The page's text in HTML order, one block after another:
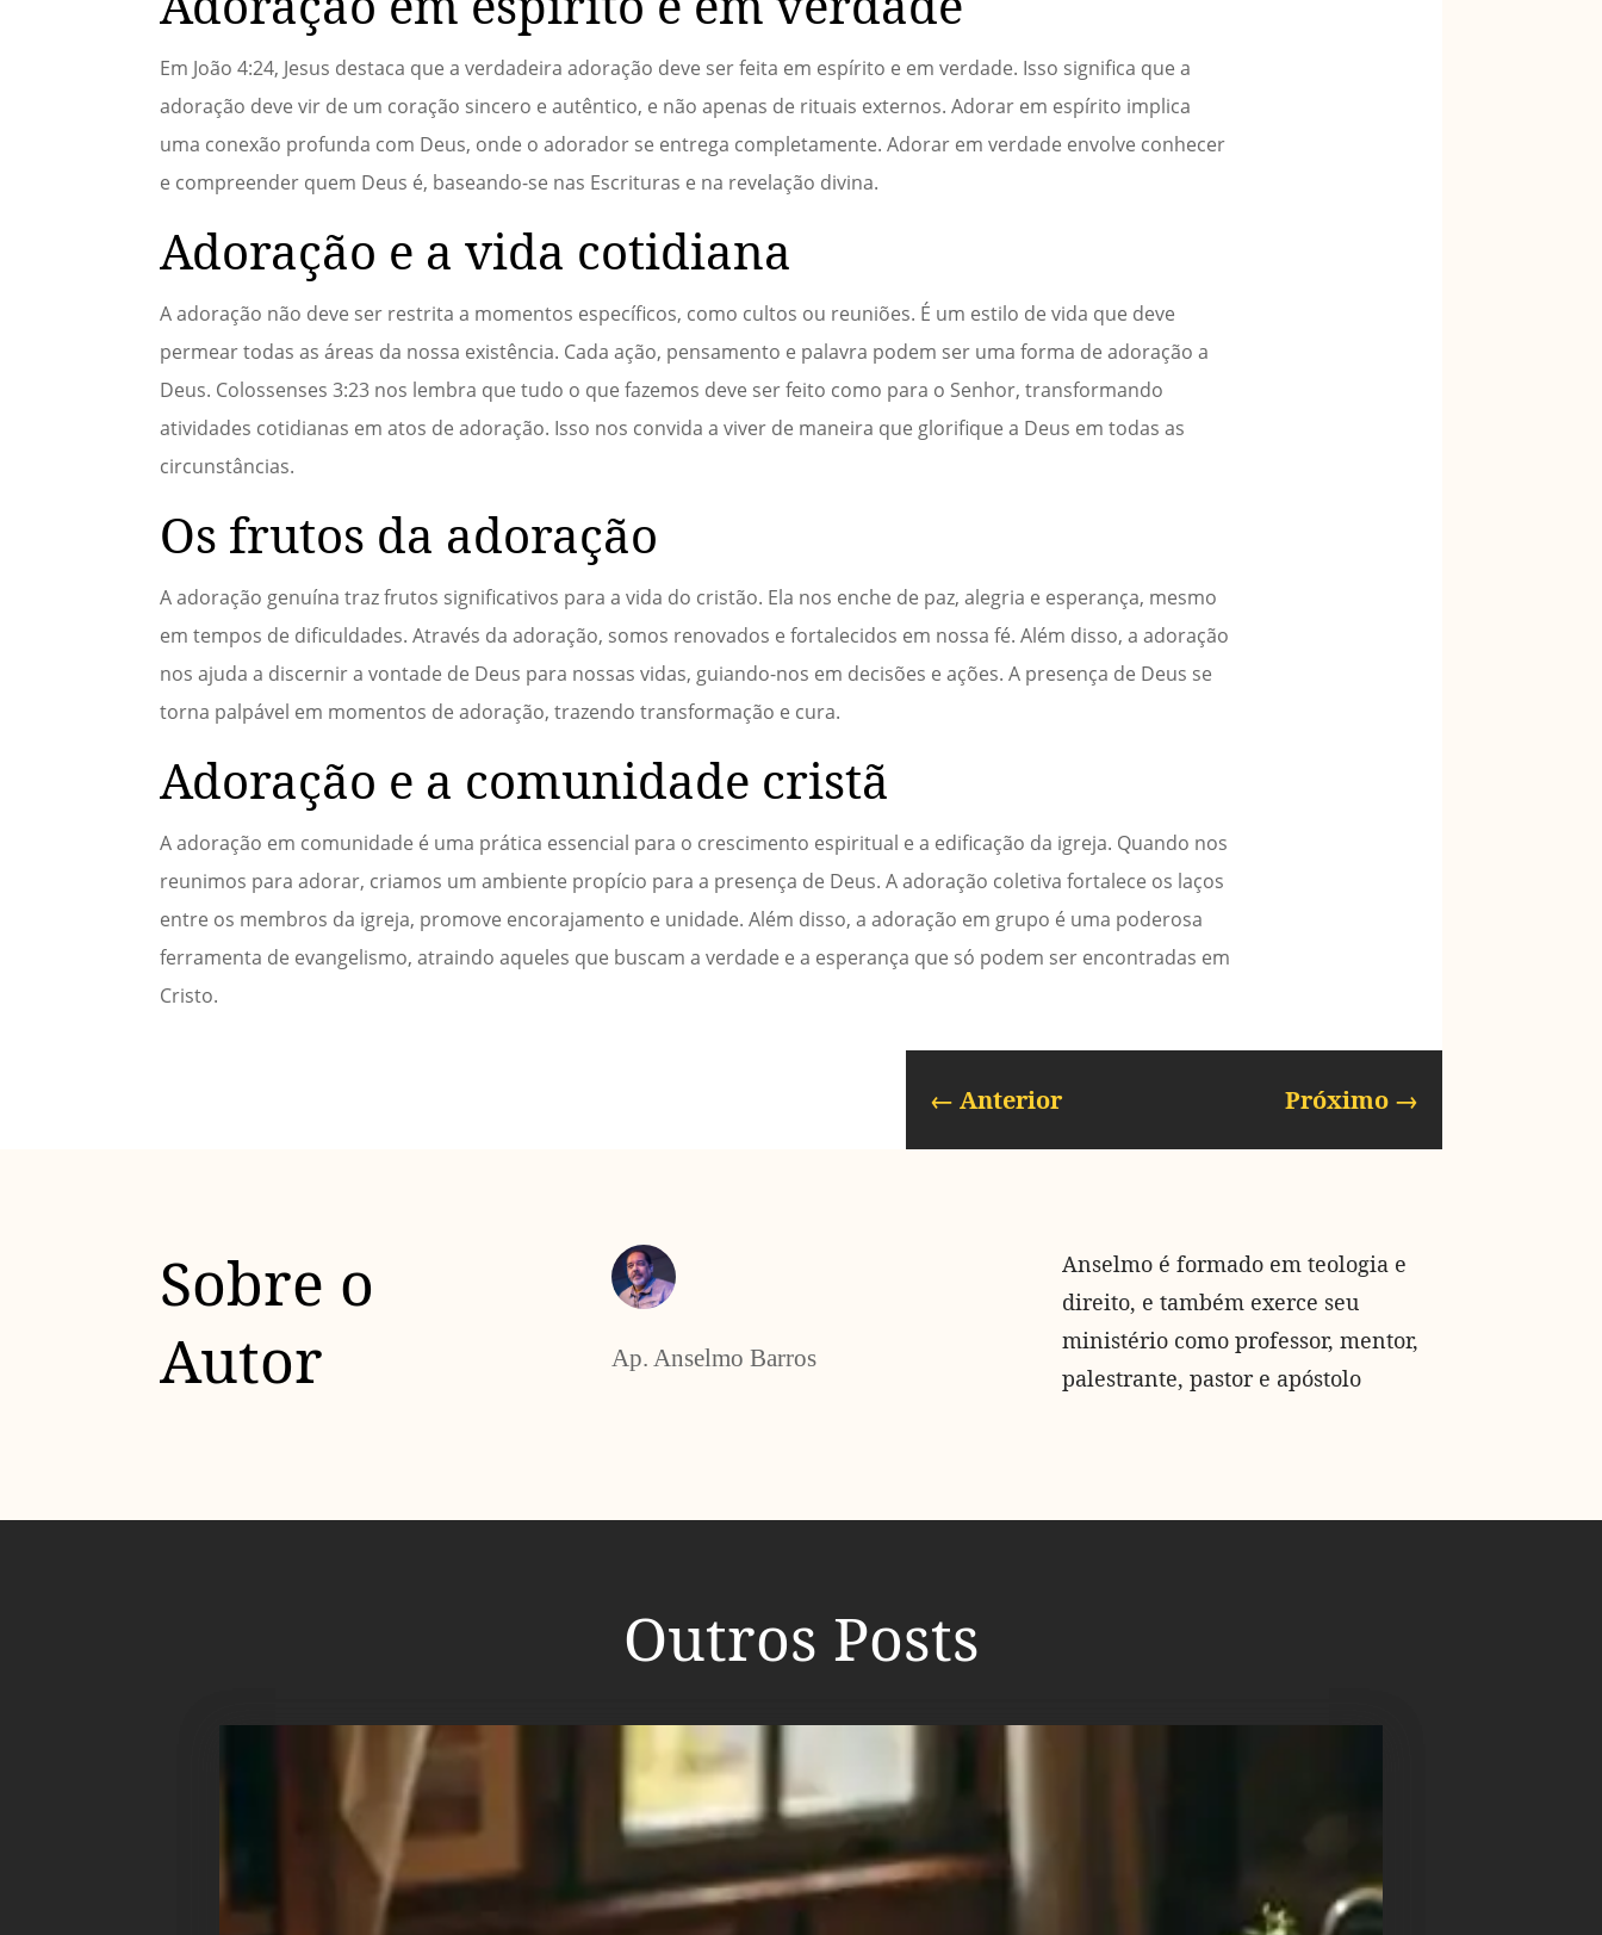
Em João 4:24, Jesus destaca que a verdadeira adoração deve ser feita em espírito e em verdade. Isso significa que a
adoração deve vir de um coração sincero e autêntico, e não apenas de rituais externos. Adorar em espírito implica
uma conexão profunda com Deus, onde o adorador se entrega completamente. Adorar em verdade envolve conhecer
e compreender quem Deus é, baseando-se nas Escrituras e na revelação divina.
Adoração e a vida cotidiana
A adoração não deve ser restrita a momentos específicos, como cultos ou reuniões. É um estilo de vida que deve
permear todas as áreas da nossa existência. Cada ação, pensamento e palavra podem ser uma forma de adoração a
Deus. Colossenses 3:23 nos lembra que tudo o que fazemos deve ser feito como para o Senhor, transformando
atividades cotidianas em atos de adoração. Isso nos convida a viver de maneira que glorifique a Deus em todas as
circunstâncias.
Os frutos da adoração
A adoração genuína traz frutos significativos para a vida do cristão. Ela nos enche de paz, alegria e esperança, mesmo
em tempos de dificuldades. Através da adoração, somos renovados e fortalecidos em nossa fé. Além disso, a adoração
nos ajuda a discernir a vontade de Deus para nossas vidas, guiando-nos em decisões e ações. A presença de Deus se
torna palpável em momentos de adoração, trazendo transformação e cura.
Adoração e a comunidade cristã
A adoração em comunidade é uma prática essencial para o crescimento espiritual e a edificação da igreja. Quando nos
reunimos para adorar, criamos um ambiente propício para a presença de Deus. A adoração coletiva fortalece os laços
entre os membros da igreja, promove encorajamento e unidade. Além disso, a adoração em grupo é uma poderosa
ferramenta de evangelismo, atraindo aqueles que buscam a verdade e a esperança que só podem ser encontradas em
Cristo.
← Anterior Próximo→
Sobre o
Autor
Ap. Anselmo Barros
Anselmo é formado em teologia e
direito, e também exerce seu
ministério como professor, mentor,
palestrante, pastor e apóstolo
Outros Posts